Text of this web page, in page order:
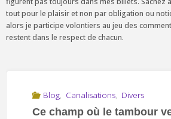
tout pour le plaisir et non par obligation ou
alors je participe volontiers au jeu des
restent dans le respect de chacun.
Blog, Canalisations, Divers
Ce champ où le tambour